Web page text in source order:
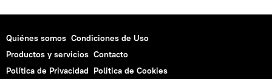
Quiénes somos Condiciones de Uso
Productos y servicios Contacto
Política de Privacidad Politica de Cookies